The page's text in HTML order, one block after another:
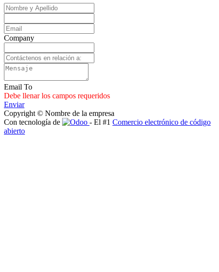
Company
Email To
Debe llenar los campos requeridos
Enviar
Copyright © Nombre de la empresa
Con tecnología de
- El #1 Comercio electrónico de código
abierto